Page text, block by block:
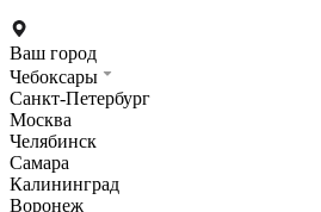
Ваш город
Чебоксары
Санкт-Петербург
Москва
Челябинск
Самара
Калининград
Воронеж